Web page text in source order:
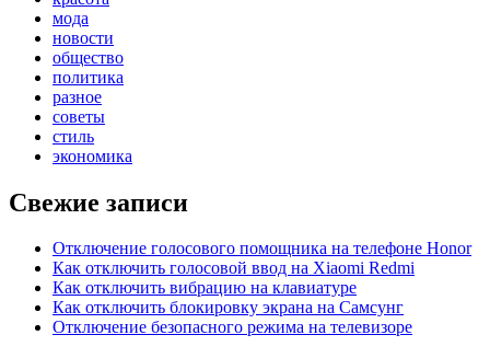
мода
новости
общество
политика
разное
советы
стиль
экономика
Свежие записи
Отключение голосового помощника на телефоне Honor
Как отключить голосовой ввод на Xiaomi Redmi
Как отключить вибрацию на клавиатуре
Как отключить блокировку экрана на Самсунг
Отключение безопасного режима на телевизоре